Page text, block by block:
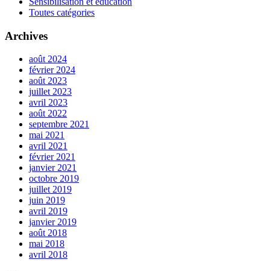
Toutes catégories
Archives
août 2024
février 2024
août 2023
juillet 2023
avril 2023
août 2022
septembre 2021
mai 2021
avril 2021
février 2021
janvier 2021
octobre 2019
juillet 2019
juin 2019
avril 2019
janvier 2019
août 2018
mai 2018
avril 2018